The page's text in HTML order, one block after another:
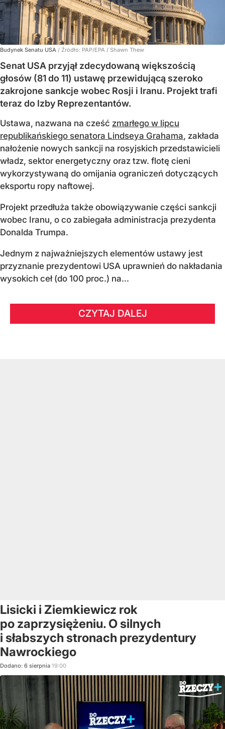
Budynek Senatu USA / Źródło: PAP/EPA / Shawn Thew
Senat USA przyjął zdecydowaną większością
głosów (81 do 11) ustawę przewidującą szeroko
zakrojone sankcje wobec Rosji i Iranu. Projekt trafi
teraz do Izby Reprezentantów.
Ustawa, nazwana na cześć zmarłego w lipcu
republikańskiego senatora Lindseya Grahama, zakłada
nałożenie nowych sankcji na rosyjskich przedstawicieli
władz, sektor energetyczny oraz tzw. flotę cieni
wykorzystywaną do omijania ograniczeń dotyczących
eksportu ropy naftowej.
Projekt przedłuża także obowiązywanie części sankcji
wobec Iranu, o co zabiegała administracja prezydenta
Donalda Trumpa.
Jednym z najważniejszych elementów ustawy jest
przyznanie prezydentowi USA uprawnień do nakładania
wysokich ceł (do 100 proc.) na...
CZYTAJ DALEJ
Lisicki i Ziemkiewicz rok
po zaprzysiężeniu. O silnych
i słabszych stronach prezydentury
Nawrockiego
Dodano: 6 sierpnia 19:00